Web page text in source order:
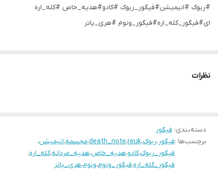
#ریوک #انیمیشن#فیگور_ریوک #کادو#هدیه_خاص #کله_اره
ای#فیگور_کله_اره#فیگور_ونوم #هری_پاتر
نظرات
دسته‌بندی: فیگور
برچسب‌ها :فیگور،ریوک،reuk،death_note،مجسمه،انیمیشن،
فیگور_ریوک،کادو،هدیه_خاص،هدیه_مردانه،کله_اره،
فیگور_کله_اره،فیگور_ونوم،ونوم،هری_پاتر